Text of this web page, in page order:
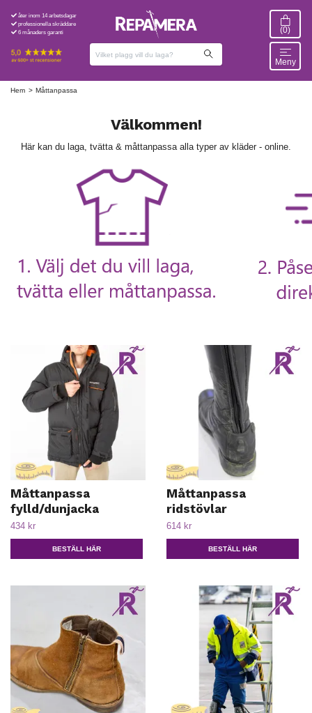
Meny
åter inom 14 arbetsdagar
professionella skräddare
6 månaders garanti
(0)
Hem Måttanpassa
Välkommen!
Här kan du laga, tvätta & måttanpassa alla typer av kläder - online.
Måttanpassa
fylld/dunjacka
434 kr
BESTÄLL HÄR
Måttanpassa
ridstövlar
614 kr
BESTÄLL HÄR